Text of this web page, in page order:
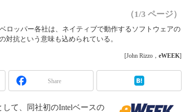
（1/3 ページ）
ロッパー各社は、ネイティブで動作するソフトウェアの
対抗という意味も込められている。
[John Rizzo， eWEEK]
Share
て、同社初のIntelベースの